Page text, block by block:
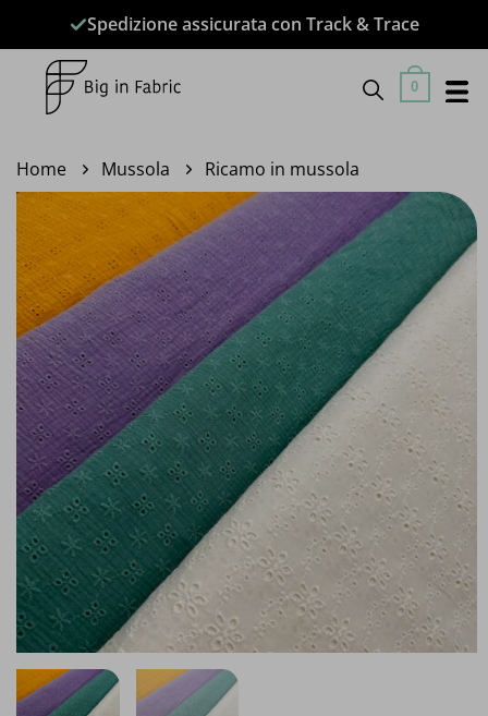
contenuti
Spedizione assicurata con Track & Trace
0
Home Mussola Ricamo in mussola